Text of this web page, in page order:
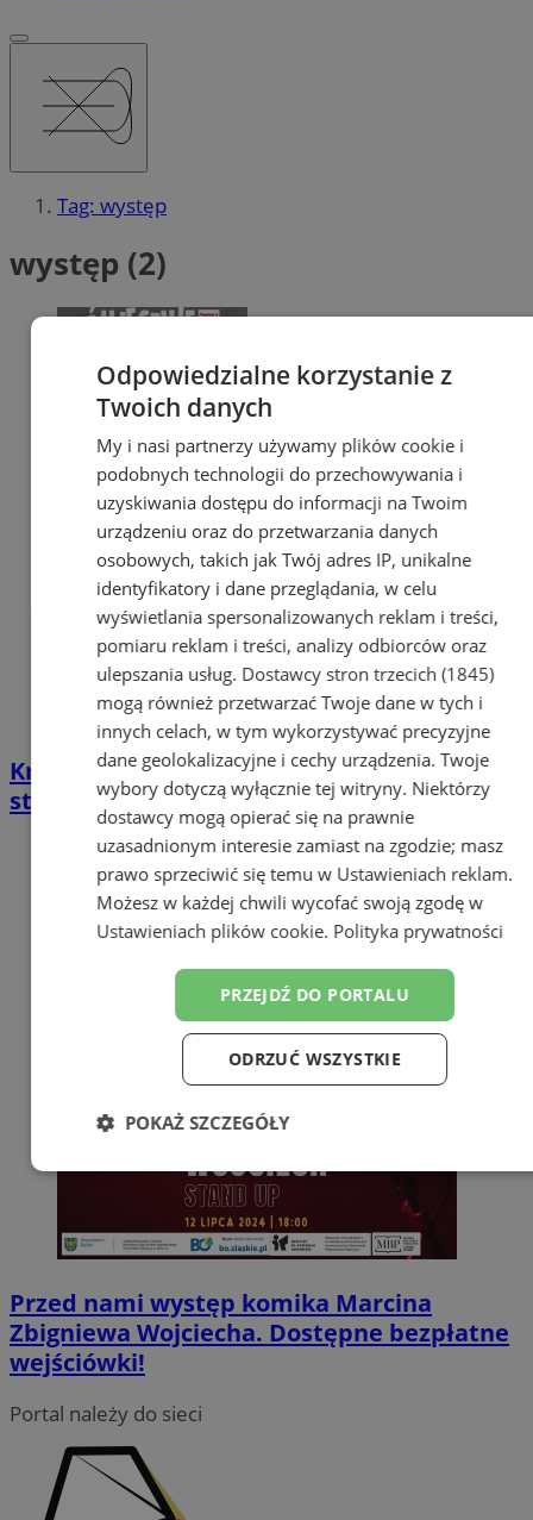
Tag: występ
występ (2)
Krzysztof Hanke w MDK Łaziska – śląski
stand-up „Śmiesznie już było”
Przed nami występ komika Marcina
Zbigniewa Wojciecha. Dostępne bezpłatne
wejściówki!
Portal należy do sieci
Odpowiedzialne korzystanie z
Twoich danych
My i nasi partnerzy używamy plików cookie i
podobnych technologii do przechowywania i
uzyskiwania dostępu do informacji na Twoim
urządzeniu oraz do przetwarzania danych
osobowych, takich jak Twój adres IP, unikalne
identyfikatory i dane przeglądania, w celu
wyświetlania spersonalizowanych reklam i treści,
pomiaru reklam i treści, analizy odbiorców oraz
ulepszania usług. Dostawcy stron trzecich (1845)
mogą również przetwarzać Twoje dane w tych i
innych celach, w tym wykorzystywać precyzyjne
dane geolokalizacyjne i cechy urządzenia. Twoje
wybory dotyczą wyłącznie tej witryny. Niektórzy
dostawcy mogą opierać się na prawnie
uzasadnionym interesie zamiast na zgodzie; masz
prawo sprzeciwić się temu w Ustawieniach reklam.
Możesz w każdej chwili wycofać swoją zgodę w
Ustawieniach plików cookie. Polityka prywatności
PRZEJDŹ DO PORTALU
ODRZUĆ WSZYSTKIE
POKAŻ SZCZEGÓŁY
Niezbędne Wydajność Targetowanie
Niezbędne pliki cookie umożliwiają korzystanie z podstawowych